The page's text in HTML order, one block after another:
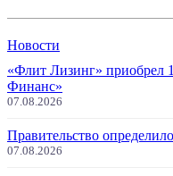
Новости
«Флит Лизинг»
Финанс»
07.08.2026
Правительство
07.08.2026